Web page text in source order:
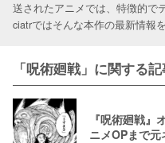
送されたアニメでは、特徴的で
ciatrではそんな本作の最新情報
「呪術廻戦」に関する
『呪術廻戦』
ニメOPまで